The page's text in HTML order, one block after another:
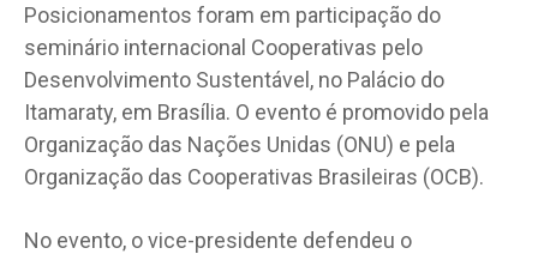
Posicionamentos foram em participação do
seminário internacional Cooperativas pelo
Desenvolvimento Sustentável, no Palácio do
Itamaraty, em Brasília. O evento é promovido pela
Organização das Nações Unidas (ONU) e pela
Organização das Cooperativas Brasileiras (OCB).
No evento, o vice-presidente defendeu o